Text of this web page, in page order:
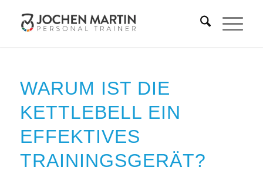
WARUM IST DIE
KETTLEBELL EIN
EFFEKTIVES
TRAININGSGERÄT?